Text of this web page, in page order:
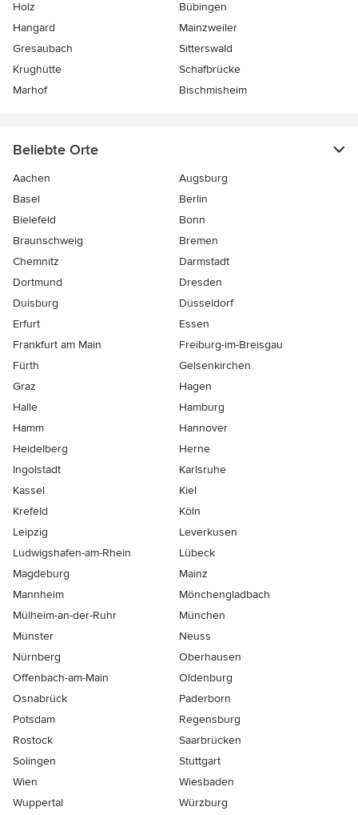
Holz
Bübingen
Hangard
Mainzweiler
Gresaubach
Sitterswald
Krughütte
Schafbrücke
Marhof
Bischmisheim
Beliebte Orte
Aachen
Augsburg
Basel
Berlin
Bielefeld
Bonn
Braunschweig
Bremen
Chemnitz
Darmstadt
Dortmund
Dresden
Duisburg
Düsseldorf
Erfurt
Essen
Frankfurt am Main
Freiburg-im-Breisgau
Fürth
Gelsenkirchen
Graz
Hagen
Halle
Hamburg
Hamm
Hannover
Heidelberg
Herne
Ingolstadt
Karlsruhe
Kassel
Kiel
Krefeld
Köln
Leipzig
Leverkusen
Ludwigshafen-am-Rhein
Lübeck
Magdeburg
Mainz
Mannheim
Mönchen­gladbach
Mülheim-an-der-Ruhr
München
Münster
Neuss
Nürnberg
Oberhausen
Offenbach-am-Main
Oldenburg
Osnabrück
Paderborn
Potsdam
Regensburg
Rostock
Saarbrücken
Solingen
Stuttgart
Wien
Wiesbaden
Wuppertal
Würzburg